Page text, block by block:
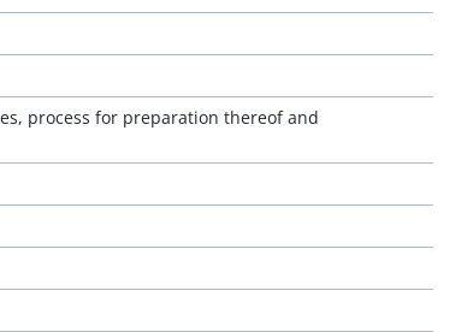
process for preparation thereof and